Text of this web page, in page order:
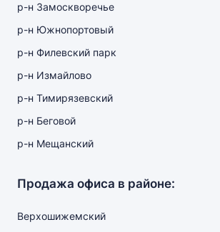
р-н Замоскворечье
р-н Южнопортовый
р-н Филевский парк
р-н Измайлово
р-н Тимирязевский
р-н Беговой
р-н Мещанский
Продажа офиса в районе:
Верхошижемский